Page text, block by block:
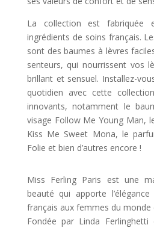
La collection est fabriquée
ingrédients de soins français.
sont des baumes à lèvres
senteurs, qui nourrissent vos
brillant et sensuel. Installez-
quotidien avec cette
innovants, notamment le
visage Follow Me Young Man,
Kiss Me Sweet Mona, le
Folie et bien d’autres encore !
Miss Ferling Paris est une
beauté qui apporte
français aux femmes du monde
Fondée par Linda